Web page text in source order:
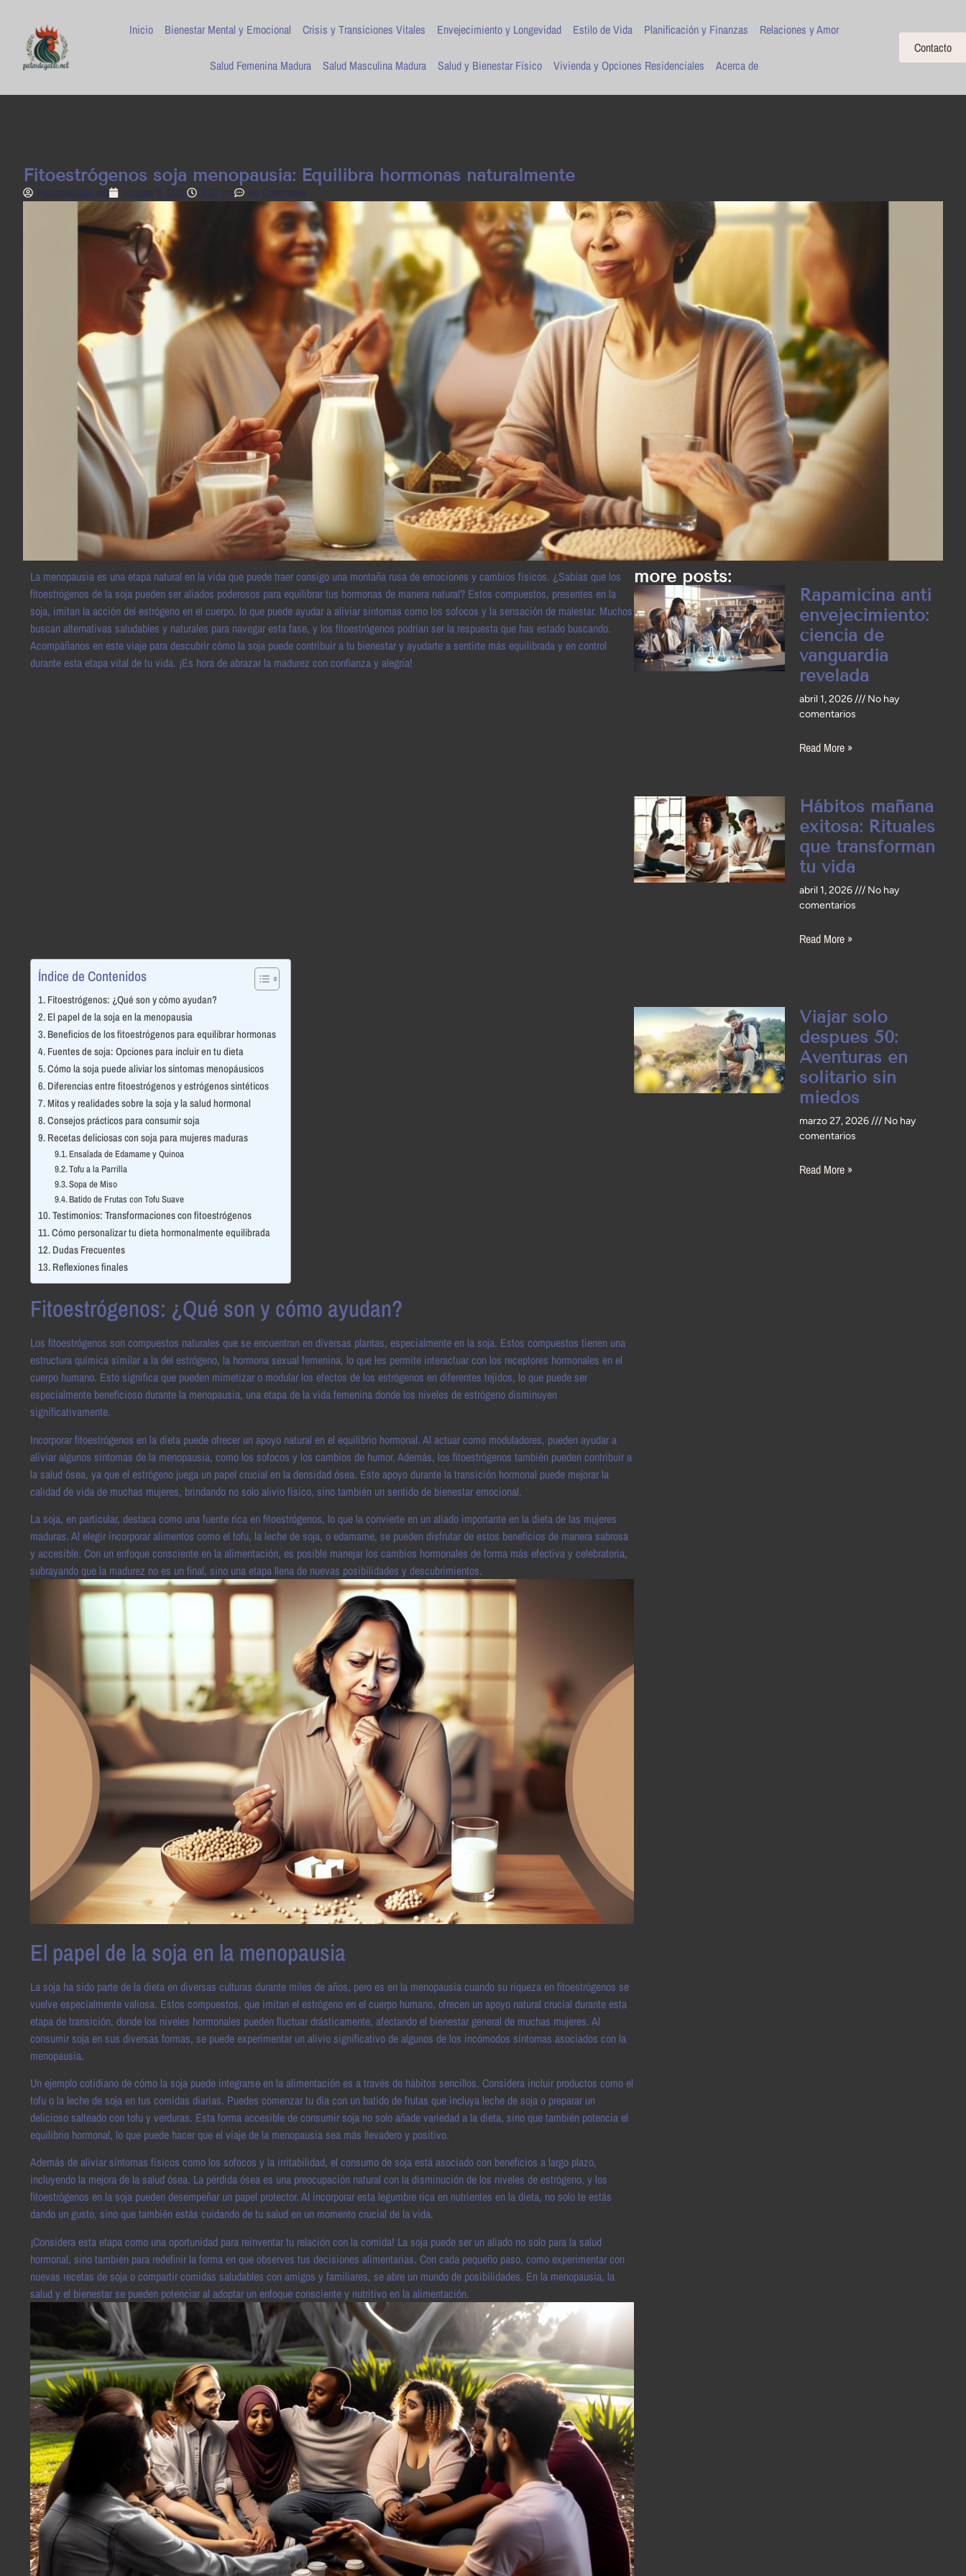
Inicio Bienestar Mental y Emocional Crisis y Transiciones Vitales Envejecimiento y Longevidad Estilo de Vida Planificación y Finanzas Relaciones y Amor
Salud Femenina Madura Salud Masculina Madura Salud y Bienestar Físico Vivienda y Opciones Residenciales Acerca de
Contacto
Fitoestrógenos soja menopausia: Equilibra hormonas naturalmente
PatasdeGallo .net octubre 9, 2025 8:52 pm No Comments
La menopausia es una etapa natural en la vida que puede traer consigo una montaña rusa de emociones y cambios físicos. ¿Sabías que los
fitoestrógenos de la soja pueden ser aliados poderosos para equilibrar tus hormonas de manera natural? Estos compuestos, presentes en la
soja, imitan la acción del estrógeno en el cuerpo, lo que puede ayudar a aliviar síntomas como los sofocos y la sensación de malestar. Muchos
buscan alternativas saludables y naturales para navegar esta fase, y los fitoestrógenos podrían ser la respuesta que has estado buscando.
Acompáñanos en este viaje para descubrir cómo la soja puede contribuir a tu bienestar y ayudarte a sentirte más equilibrada y en control
durante esta etapa vital de tu vida. ¡Es hora de abrazar la madurez con confianza y alegría!
Índice de Contenidos
Fitoestrógenos: ¿Qué son y cómo ayudan?
El papel de la soja en la menopausia
Beneficios de los fitoestrógenos para equilibrar hormonas
Fuentes de soja: Opciones para incluir en tu dieta
Cómo la soja puede aliviar los síntomas menopáusicos
Diferencias entre fitoestrógenos y estrógenos sintéticos
Mitos y realidades sobre la soja y la salud hormonal
Consejos prácticos para consumir soja
Recetas deliciosas con soja para mujeres maduras
Ensalada de Edamame y Quinoa
Tofu a la Parrilla
Sopa de Miso
Batido de Frutas con Tofu Suave
Testimonios: Transformaciones con fitoestrógenos
Cómo personalizar tu dieta hormonalmente equilibrada
Dudas Frecuentes
Reflexiones finales
Fitoestrógenos: ¿Qué son y cómo ayudan?
Los fitoestrógenos son compuestos naturales que se encuentran en diversas plantas, especialmente en la soja. Estos compuestos tienen una
estructura química similar a la del estrógeno, la hormona sexual femenina, lo que les permite interactuar con los receptores hormonales en el
cuerpo humano. Esto significa que pueden mimetizar o modular los efectos de los estrógenos en diferentes tejidos, lo que puede ser
especialmente beneficioso durante la menopausia, una etapa de la vida femenina donde los niveles de estrógeno disminuyen
significativamente.
Incorporar fitoestrógenos en la dieta puede ofrecer un apoyo natural en el equilibrio hormonal. Al actuar como moduladores, pueden ayudar a
aliviar algunos síntomas de la menopausia, como los sofocos y los cambios de humor. Además, los fitoestrógenos también pueden contribuir a
la salud ósea, ya que el estrógeno juega un papel crucial en la densidad ósea. Este apoyo durante la transición hormonal puede mejorar la
calidad de vida de muchas mujeres, brindando no solo alivio físico, sino también un sentido de bienestar emocional.
La soja, en particular, destaca como una fuente rica en fitoestrógenos, lo que la convierte en un aliado importante en la dieta de las mujeres
maduras. Al elegir incorporar alimentos como el tofu, la leche de soja, o edamame, se pueden disfrutar de estos beneficios de manera sabrosa
y accesible. Con un enfoque consciente en la alimentación, es posible manejar los cambios hormonales de forma más efectiva y celebratoria,
subrayando que la madurez no es un final, sino una etapa llena de nuevas posibilidades y descubrimientos.
El papel de la soja en la menopausia
La soja ha sido parte de la dieta en diversas culturas durante miles de años, pero es en la menopausia cuando su riqueza en fitoestrógenos se
vuelve especialmente valiosa. Estos compuestos, que imitan el estrógeno en el cuerpo humano, ofrecen un apoyo natural crucial durante esta
etapa de transición, donde los niveles hormonales pueden fluctuar drásticamente, afectando el bienestar general de muchas mujeres. Al
consumir soja en sus diversas formas, se puede experimentar un alivio significativo de algunos de los incómodos síntomas asociados con la
menopausia.
Un ejemplo cotidiano de cómo la soja puede integrarse en la alimentación es a través de hábitos sencillos. Considera incluir productos como el
tofu o la leche de soja en tus comidas diarias. Puedes comenzar tu día con un batido de frutas que incluya leche de soja o preparar un
delicioso salteado con tofu y verduras. Esta forma accesible de consumir soja no solo añade variedad a la dieta, sino que también potencia el
equilibrio hormonal, lo que puede hacer que el viaje de la menopausia sea más llevadero y positivo.
Además de aliviar síntomas físicos como los sofocos y la irritabilidad, el consumo de soja está asociado con beneficios a largo plazo,
incluyendo la mejora de la salud ósea. La pérdida ósea es una preocupación natural con la disminución de los niveles de estrógeno, y los
fitoestrógenos en la soja pueden desempeñar un papel protector. Al incorporar esta legumbre rica en nutrientes en la dieta, no solo te estás
dando un gusto, sino que también estás cuidando de tu salud en un momento crucial de la vida.
¡Considera esta etapa como una oportunidad para reinventar tu relación con la comida! La soja puede ser un aliado no solo para la salud
hormonal, sino también para redefinir la forma en que observes tus decisiones alimentarias. Con cada pequeño paso, como experimentar con
nuevas recetas de soja o compartir comidas saludables con amigos y familiares, se abre un mundo de posibilidades. En la menopausia, la
salud y el bienestar se pueden potenciar al adoptar un enfoque consciente y nutritivo en la alimentación.
more posts:
Rapamicina anti
envejecimiento:
ciencia de
vanguardia
revelada
abril 1, 2026
No hay
comentarios
Read More »
Hábitos mañana
exitosa: Rituales
que transforman
tu vida
abril 1, 2026
No hay
comentarios
Read More »
Viajar solo
después 50:
Aventuras en
solitario sin
miedos
marzo 27, 2026
No hay
comentarios
Read More »